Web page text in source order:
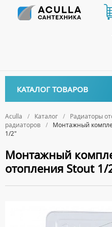
Aculla Каталог Радиаторы
радиаторов
Монтажный
1/2"
Монтажный
отопления Stout 1/
КАТАЛОГ ТОВАРОВ
ДЕРЖАТЕЛИ
ДОЗАТОРЫ ДЛЯ МЫЛА
ЕРШИКИ
Биде
АКРИЛОВЫЕ ВАННЫ
СТАЛЬНЫЕ ВАННЫ
Ванны комплектующие
БОКОВЫЕ ПАНЕЛИ
ПОДГОЛОВНИКИ
Водонагреватели
ВОДОНАГРЕВАТЕЛИ
ДУШЕВЫЕ ДВЕРИ